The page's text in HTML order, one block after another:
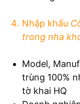
Nhập khẩu
trong nha
Model,
trùng 100%
tờ khai HQ